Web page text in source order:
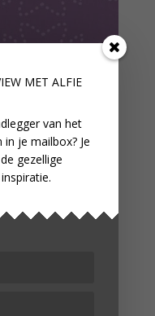
MET ALFIE
van het
je mailbox? Je
gezellige